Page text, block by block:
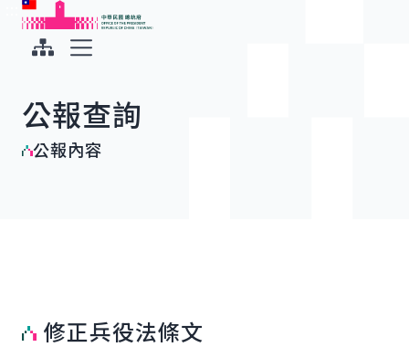
跳到主要內容
中華民國總統府
公報查詢
公報內容
修正兵役法條文